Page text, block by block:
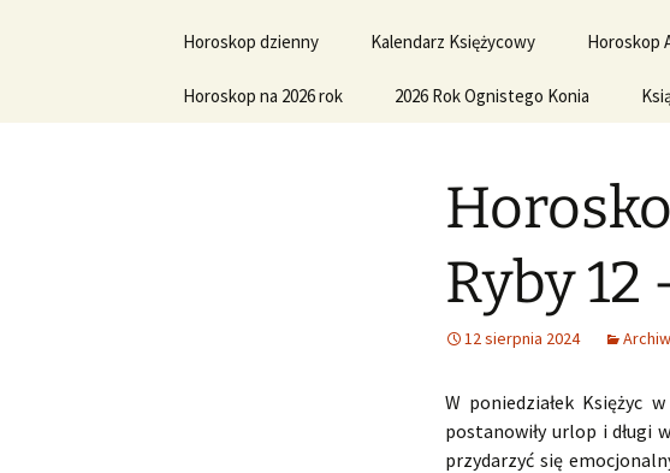
treściHoroskop dzienny Kalendarz Księżycowy Horoskop
Horoskop na 2026 rok 2026 Rok Ognistego Konia
Ryby
12 sierpnia 2024
W poniedziałek Księżyc
postanowiły urlop i długi
przydarzyć się